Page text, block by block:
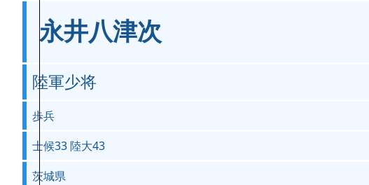
最近の更新
おまかせ表示
特別ページ
永井八津次
陸軍少将
歩兵
士候33 陸大43
茨城県